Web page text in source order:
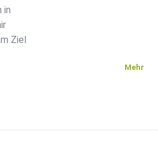
in
Ziel
Mehr